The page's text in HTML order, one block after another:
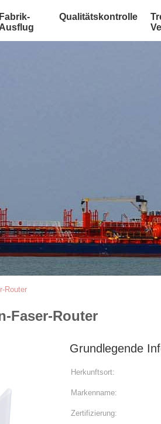
Fabrik-
Ausflug
Qualitätskontrolle
Router
Faser-Router
Grundlegende
Herkunftsort:
Markenname:
Zertifizierung: